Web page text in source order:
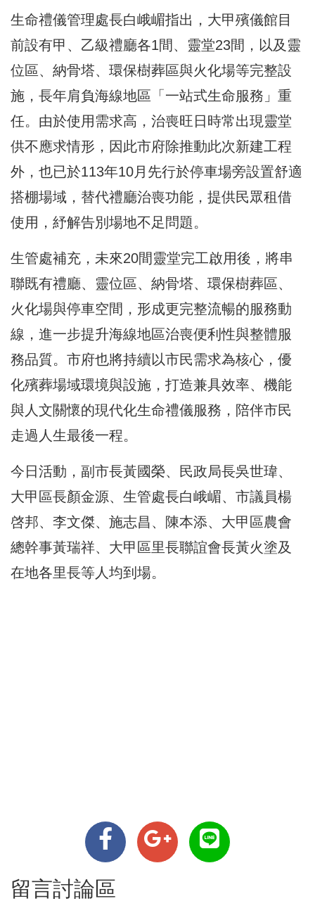
生命禮儀管理處長白峨嵋指出，大甲殯儀館目
前設有甲、乙級禮廳各1間、靈堂23間，以及靈
位區、納骨塔、環保樹葬區與火化場等完整設
施，長年肩負海線地區「一站式生命服務」重
任。由於使用需求高，治喪旺日時常出現靈堂
供不應求情形，因此市府除推動此次新建工程
外，也已於113年10月先行於停車場旁設置舒適
搭棚場域，替代禮廳治喪功能，提供民眾租借
使用，紓解告別場地不足問題。
生管處補充，未來20間靈堂完工啟用後，將串
聯既有禮廳、靈位區、納骨塔、環保樹葬區、
火化場與停車空間，形成更完整流暢的服務動
線，進一步提升海線地區治喪便利性與整體服
務品質。市府也將持續以市民需求為核心，優
化殯葬場域環境與設施，打造兼具效率、機能
與人文關懷的現代化生命禮儀服務，陪伴市民
走過人生最後一程。
今日活動，副市長黃國榮、民政局長吳世瑋、
大甲區長顏金源、生管處長白峨嵋、市議員楊
啓邦、李文傑、施志昌、陳本添、大甲區農會
總幹事黃瑞祥、大甲區里長聯誼會長黃火塗及
在地各里長等人均到場。
留言討論區